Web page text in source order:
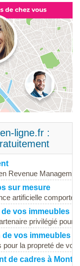
ligne.fr :
Revenue
sur mesure
artificielle comporte
de vos immeubles
privilégié pour
de vos immeubles
la propreté de
de cadres à